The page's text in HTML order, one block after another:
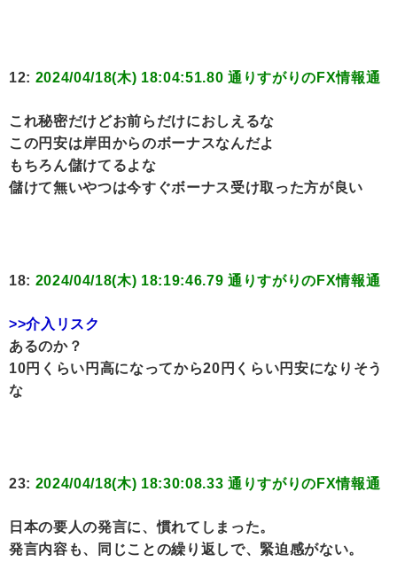
12: 2024/04/18(木) 18:04:51.80 通りすがりのFX情報通
これ秘密だけどお前らだけにおしえるな
この円安は岸田からのボーナスなんだよ
もちろん儲けてるよな
儲けて無いやつは今すぐボーナス受け取った方が良い
18: 2024/04/18(木) 18:19:46.79 通りすがりのFX情報通
>>介入リスク
あるのか？
10円くらい円高になってから20円くらい円安になりそう
な
23: 2024/04/18(木) 18:30:08.33 通りすがりのFX情報通
日本の要人の発言に、慣れてしまった。
発言内容も、同じことの繰り返しで、緊迫感がない。